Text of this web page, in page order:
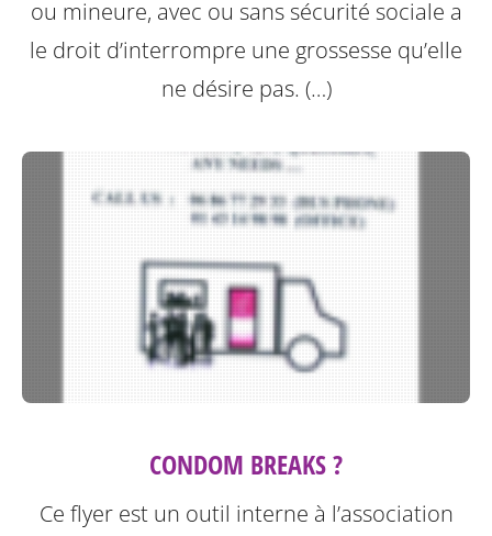
ou mineure, avec ou sans sécurité sociale a
le droit d’interrompre une grossesse qu’elle
ne désire pas. (…)
CONDOM BREAKS ?
Ce flyer est un outil interne à l’association